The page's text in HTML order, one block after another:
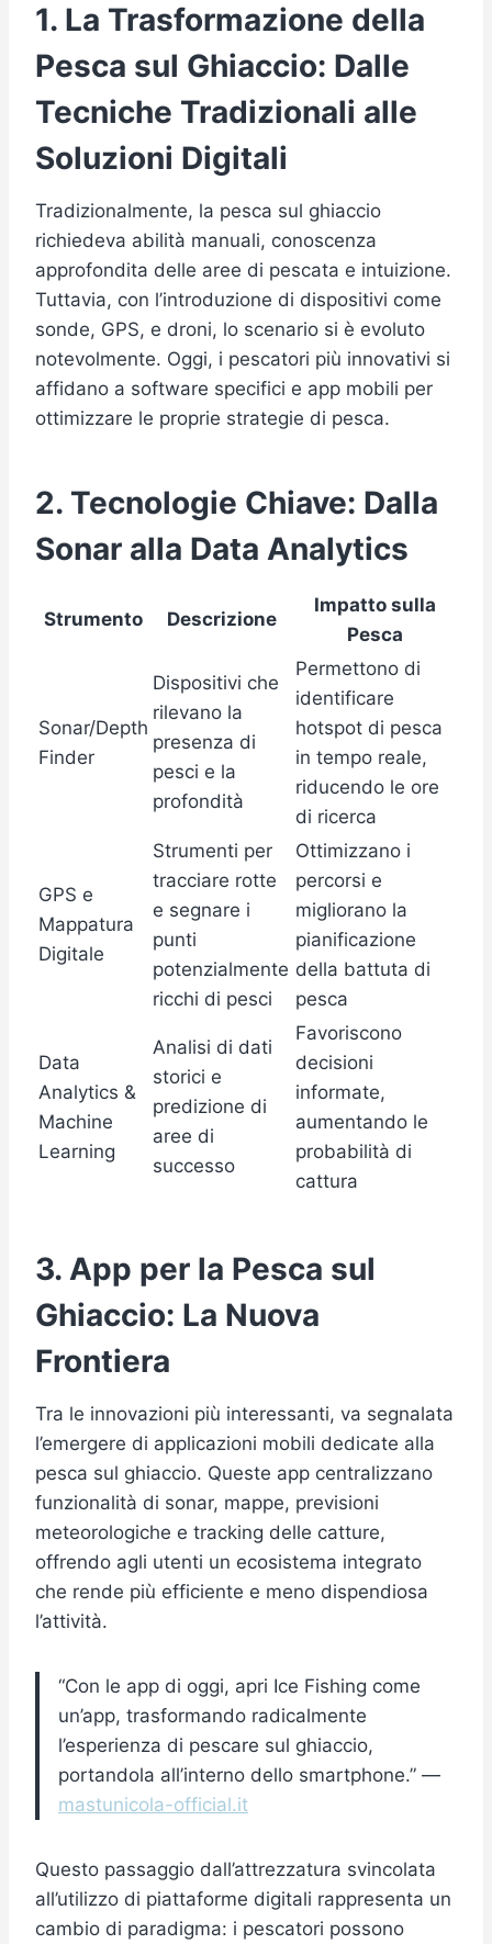
1. La Trasformazione della
Pesca sul Ghiaccio: Dalle
Tecniche Tradizionali alle
Soluzioni Digitali
Tradizionalmente, la pesca sul ghiaccio
richiedeva abilità manuali, conoscenza
approfondita delle aree di pescata e intuizione.
Tuttavia, con l’introduzione di dispositivi come
sonde, GPS, e droni, lo scenario si è evoluto
notevolmente. Oggi, i pescatori più innovativi si
affidano a software specifici e app mobili per
ottimizzare le proprie strategie di pesca.
2. Tecnologie Chiave: Dalla
Sonar alla Data Analytics
Strumento Descrizione
Impatto sulla
Pesca
Sonar/Depth
Finder
Dispositivi che
rilevano la
presenza di
pesci e la
profondità
Permettono di
identificare
hotspot di pesca
in tempo reale,
riducendo le ore
di ricerca
GPS e
Mappatura
Digitale
Strumenti per
tracciare rotte
e segnare i
punti
potenzialmente
ricchi di pesci
Ottimizzano i
percorsi e
migliorano la
pianificazione
della battuta di
pesca
Data
Analytics &
Machine
Learning
Analisi di dati
storici e
predizione di
aree di
successo
Favoriscono
decisioni
informate,
aumentando le
probabilità di
cattura
3. App per la Pesca sul
Ghiaccio: La Nuova
Frontiera
Tra le innovazioni più interessanti, va segnalata
l’emergere di applicazioni mobili dedicate alla
pesca sul ghiaccio. Queste app centralizzano
funzionalità di sonar, mappe, previsioni
meteorologiche e tracking delle catture,
offrendo agli utenti un ecosistema integrato
che rende più efficiente e meno dispendiosa
l’attività.
“Con le app di oggi, apri Ice Fishing come
un’app, trasformando radicalmente
l’esperienza di pescare sul ghiaccio,
portandola all’interno dello smartphone.” —
mastunicola-official.it
Questo passaggio dall’attrezzatura svincolata
all’utilizzo di piattaforme digitali rappresenta un
cambio di paradigma: i pescatori possono